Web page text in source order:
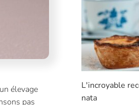
élevage
pas
L'incroyable
nata